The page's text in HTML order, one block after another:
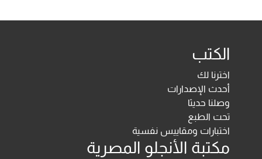
الكتب
اخترنا لك
أحدث الإصدارات
وصلنا حديثا
تحت الطبع
اختبارات ومقاييس نفسية
مكتبة الأنجلو المصرية